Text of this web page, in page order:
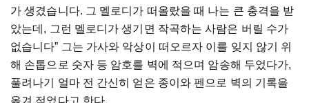
가 생겼습니다. 그 멜로디가 떠올랐을 때 나는 큰 충격을 받
았는데 , 그런 멜로디가 생기면 작곡하는 사람은 버릴 수가
없습니다” 그는 가사와 악상이 떠오르자 이를 잊지 않기
위
해 손톱으로 숫자 등 암호를 벽에 적으며 암송해 두었다가,
풀려나기
얼마 전 간신히 얻은 종이와 펜으로 벽의 기록을